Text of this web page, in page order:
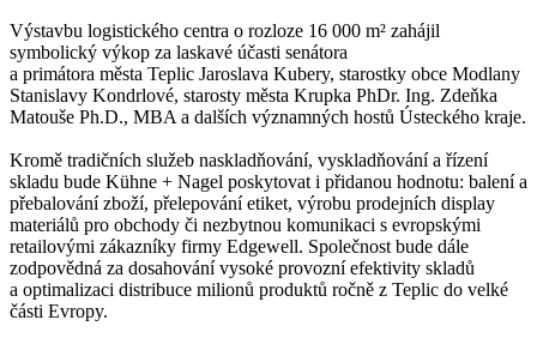
Výstavbu logistického centra o rozloze 16 000 m² zahájil
symbolický výkop za laskavé účasti senátora
a primátora města Teplic Jaroslava Kubery, starostky obce Modlany
Stanislavy Kondrlové, starosty města Krupka PhDr. Ing. Zdeňka
Matouše Ph.D., MBA a dalších významných hostů Ústeckého kraje.
Kromě tradičních služeb naskladňování, vyskladňování a řízení
skladu bude Kühne + Nagel poskytovat i přidanou hodnotu: balení a
přebalování zboží, přelepování etiket, výrobu prodejních display
materiálů pro obchody či nezbytnou komunikaci s evropskými
retailovými zákazníky firmy Edgewell. Společnost bude dále
zodpovědná za dosahování vysoké provozní efektivity skladů
a optimalizaci distribuce milionů produktů ročně z Teplic do velké
části Evropy.